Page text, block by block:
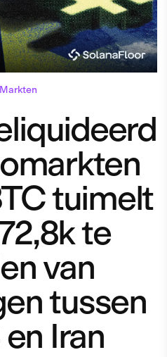
Markten
tuimelt
te
van
tussen
Iran